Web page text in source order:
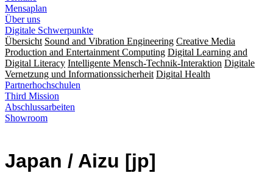
Mensaplan
Über uns
Digitale Schwerpunkte
Übersicht Sound and Vibration Engineering Creative Media
Production and Entertainment Computing Digital Learning and
Digital Literacy Intelligente Mensch-Technik-Interaktion Digitale
Vernetzung und Informationssicherheit Digital Health
Partnerhochschulen
Third Mission
Abschlussarbeiten
Showroom
Japan / Aizu [jp]